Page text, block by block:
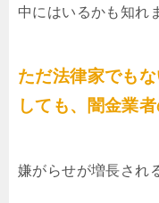
中にはいるかも知れ
ただ法律家でも
しても、闇金業者
嫌がらせが増長され